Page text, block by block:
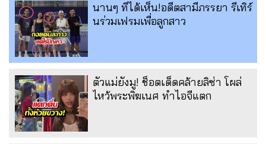
นานๆ ทีได้เห็น!อดีตสามีภรรยา รีเทิร์
นร่วมเฟรมเพื่อลูกสาว
ตัวแม่ยังมู! ช็อตเด็ดคล้ายลิซ่า โผล่
ไหว้พระพิฆเนศ ทำไอจีแตก